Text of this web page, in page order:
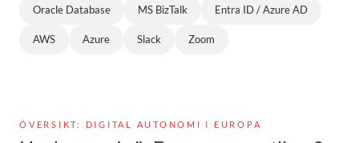
Oracle Database MS BizTalk Entra ID / Azure AD
AWS Azure Slack Zoom
ÖVERSIKT: DIGITAL AUTONOMI I EUROPA